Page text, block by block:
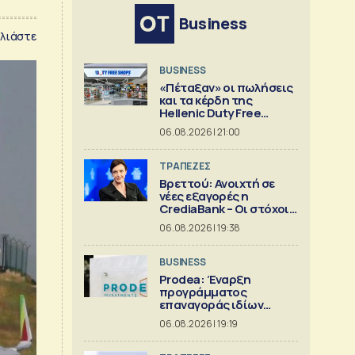
Business
BUSINESS
«Πέταξαν» οι πωλήσεις
και τα κέρδη της
Hellenic Duty Free
Shops
06.08.2026 | 21:00
ΤΡΑΠΕΖΕΣ
Βρεττού: Ανοιχτή σε
νέες εξαγορές η
CrediaBank – Οι στόχοι
για το 2026
06.08.2026 | 19:38
BUSINESS
Prodea: Έναρξη
προγράμματος
επαναγοράς ιδίων
μετοχών
06.08.2026 | 19:19